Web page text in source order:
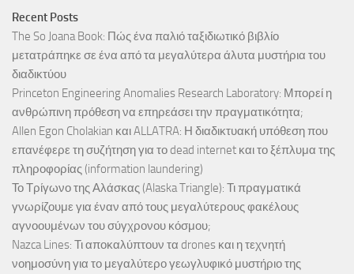
Recent Posts
The So Joana Book: Πώς ένα παλιό ταξιδιωτικό βιβλίο
μετατράπηκε σε ένα από τα μεγαλύτερα άλυτα μυστήρια του
διαδικτύου
Princeton Engineering Anomalies Research Laboratory: Μπορεί η
ανθρώπινη πρόθεση να επηρεάσει την πραγματικότητα;
Allen Egon Cholakian και ALLATRA: Η διαδικτυακή υπόθεση που
επανέφερε τη συζήτηση για το dead internet και το ξέπλυμα της
πληροφορίας (information laundering)
Το Τρίγωνο της Αλάσκας (Alaska Triangle): Τι πραγματικά
γνωρίζουμε για έναν από τους μεγαλύτερους φακέλους
αγνοουμένων του σύγχρονου κόσμου;
Nazca Lines: Τι αποκαλύπτουν τα drones και η τεχνητή
νοημοσύνη για το μεγαλύτερο γεωγλυφικό μυστήριο της